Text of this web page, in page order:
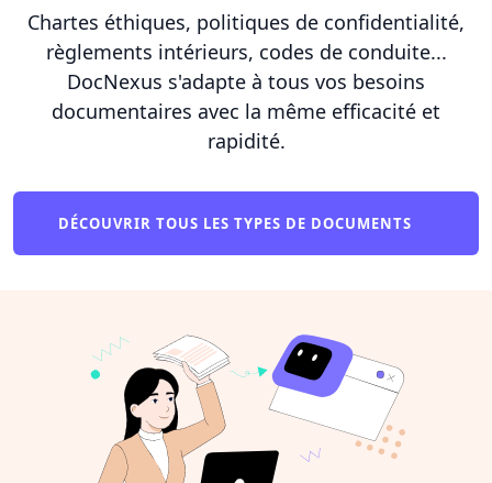
Chartes éthiques, politiques de confidentialité,
règlements intérieurs, codes de conduite...
DocNexus s'adapte à tous vos besoins
documentaires avec la même efficacité et
rapidité.
DÉCOUVRIR TOUS LES TYPES DE DOCUMENTS